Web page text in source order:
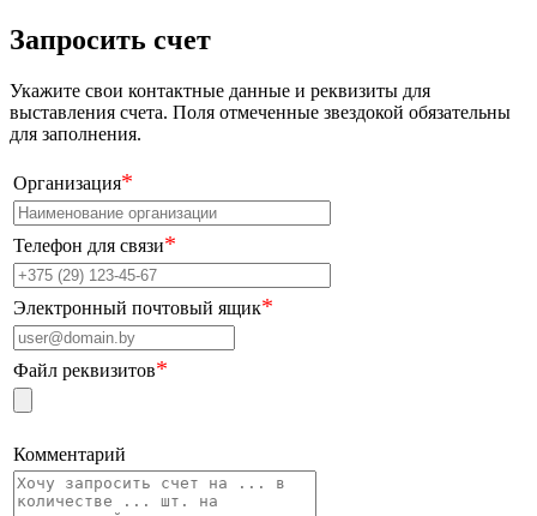
Запросить счет
Укажите свои контактные данные и реквизиты для
выставления счета. Поля отмеченные звездокой обязательны
для заполнения.
Организация*
Телефон для связи*
Электронный почтовый ящик*
Файл реквизитов*
Комментарий